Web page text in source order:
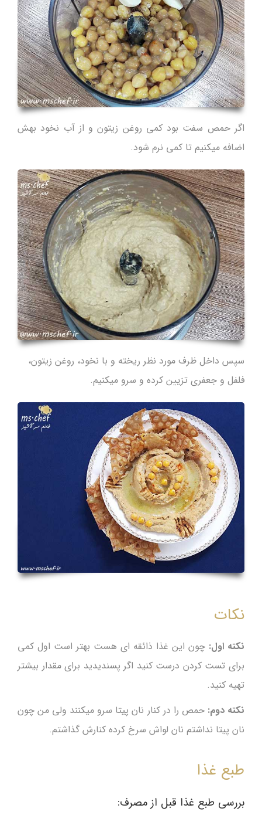
اگر حمص سفت بود کمی روغن زیتون و از آب نخود بهش
اضافه میکنیم تا کمی نرم شود.
سپس داخل ظرف مورد نظر ریخته و با نخود، روغن زیتون،
فلفل و جعفری تزیین کرده و سرو میکنیم.
نکات
نکته اول: چون این غذا ذائقه ای هست بهتر است اول کمی
برای تست کردن درست کنید اگر پسندیدید برای مقدار بیشتر
تهیه کنید.
نکته دوم: حمص را در کنار نان پیتا سرو میکنند ولی من چون
نان پیتا نداشتم نان لواش سرخ کرده کنارش گذاشتم.
طبع غذا
بررسی طبع غذا قبل از مصرف: